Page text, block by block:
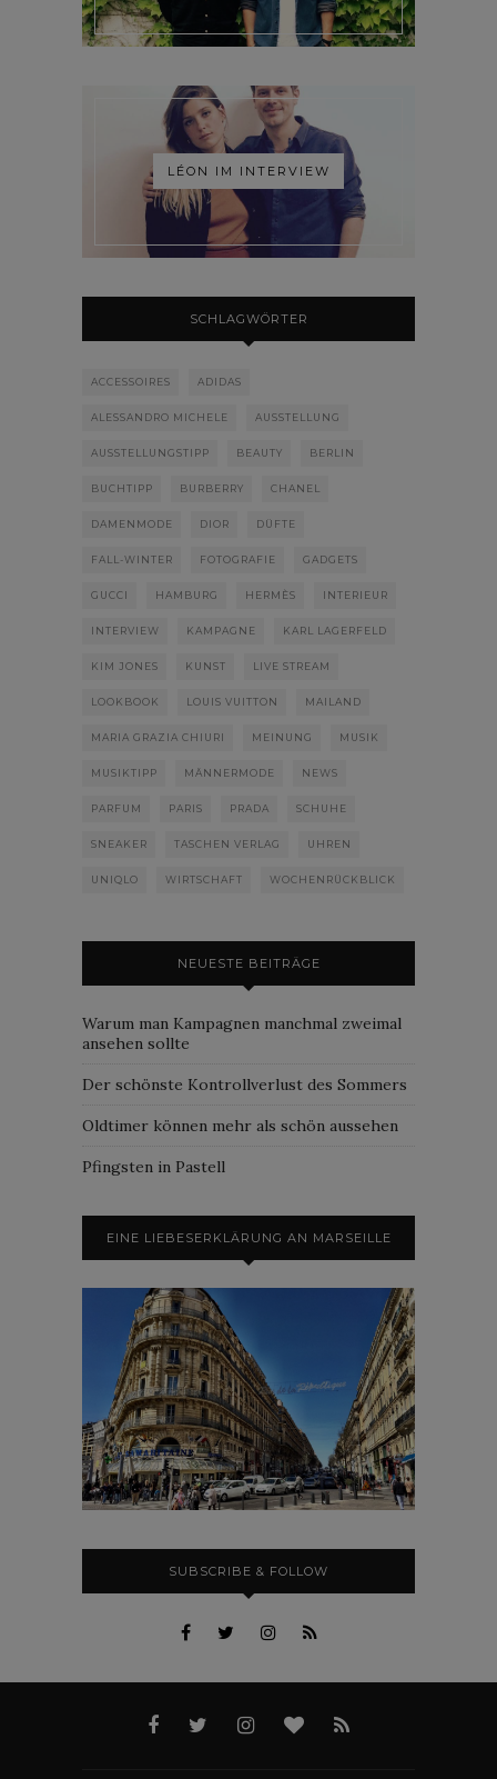
LÉON IM INTERVIEW
SCHLAGWÖRTER
ACCESSOIRES ADIDAS
ALESSANDRO MICHELE AUSSTELLUNG
AUSSTELLUNGSTIPP BEAUTY BERLIN
BUCHTIPP BURBERRY CHANEL
DAMENMODE DIOR DÜFTE
FALL-WINTER FOTOGRAFIE GADGETS
GUCCI HAMBURG HERMÈS INTERIEUR
INTERVIEW KAMPAGNE KARL LAGERFELD
KIM JONES KUNST LIVE STREAM
LOOKBOOK LOUIS VUITTON MAILAND
MARIA GRAZIA CHIURI MEINUNG MUSIK
MUSIKTIPP MÄNNERMODE NEWS
PARFUM PARIS PRADA SCHUHE
SNEAKER TASCHEN VERLAG UHREN
UNIQLO WIRTSCHAFT WOCHENRÜCKBLICK
NEUESTE BEITRÄGE
Warum man Kampagnen manchmal zweimal
ansehen sollte
Der schönste Kontrollverlust des Sommers
Oldtimer können mehr als schön aussehen
Pfingsten in Pastell
EINE LIEBESERKLÄRUNG AN MARSEILLE
SUBSCRIBE & FOLLOW